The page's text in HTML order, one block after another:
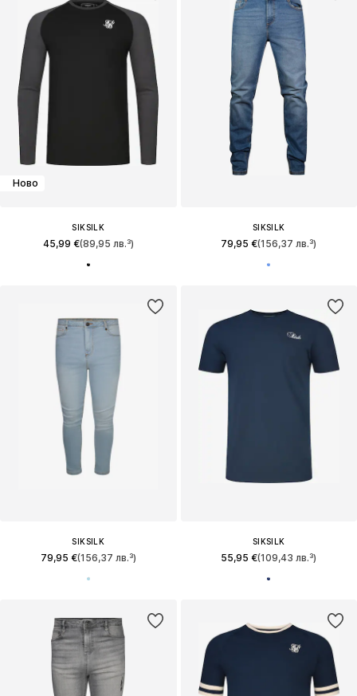
Ново
SIKSILK
45,99 €(89,95 лв.³)
SIKSILK
79,95 €(156,37 лв.³)
SIKSILK
79,95 €(156,37 лв.³)
SIKSILK
55,95 €(109,43 лв.³)